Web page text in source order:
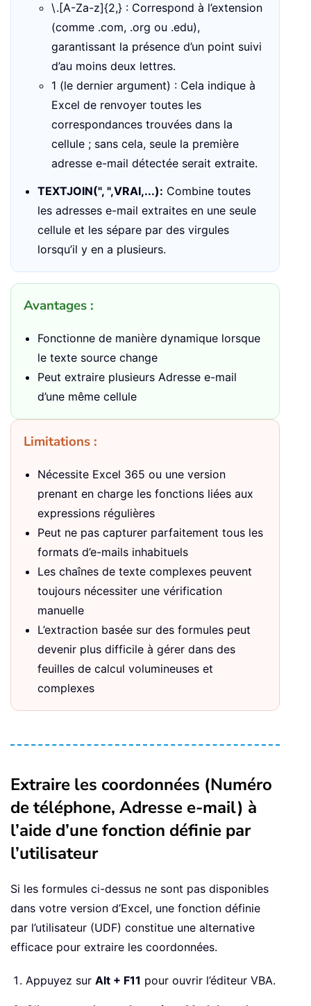
\.[A-Za-z]{2,} : Correspond à l’extension
(comme .com, .org ou .edu),
garantissant la présence d’un point suivi
d’au moins deux lettres.
1 (le dernier argument) : Cela indique à
Excel de renvoyer toutes les
correspondances trouvées dans la
cellule ; sans cela, seule la première
adresse e-mail détectée serait extraite.
TEXTJOIN(", ",VRAI,...): Combine toutes
les adresses e-mail extraites en une seule
cellule et les sépare par des virgules
lorsqu’il y en a plusieurs.
Avantages :
Fonctionne de manière dynamique lorsque
le texte source change
Peut extraire plusieurs Adresse e-mail
d’une même cellule
Limitations :
Nécessite Excel 365 ou une version
prenant en charge les fonctions liées aux
expressions régulières
Peut ne pas capturer parfaitement tous les
formats d’e-mails inhabituels
Les chaînes de texte complexes peuvent
toujours nécessiter une vérification
manuelle
L’extraction basée sur des formules peut
devenir plus difficile à gérer dans des
feuilles de calcul volumineuses et
complexes
Extraire les coordonnées (Numéro
de téléphone, Adresse e-mail) à
l’aide d’une fonction définie par
l’utilisateur
Si les formules ci-dessus ne sont pas disponibles
dans votre version d’Excel, une fonction définie
par l’utilisateur (UDF) constitue une alternative
efficace pour extraire les coordonnées.
Appuyez sur Alt + F11 pour ouvrir l’éditeur VBA.